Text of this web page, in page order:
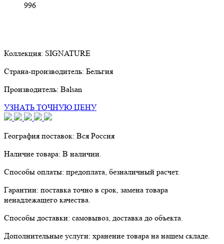
996
Коллекция: SIGNATURE
Страна-производитель: Бельгия
Производитель: Balsan
УЗНАТЬ ТОЧНУЮ ЦЕНУ
География поставок: Вся Россия
Наличие товара: В наличии.
Способы оплаты: предоплата, безналичный расчет.
Гарантии: поставка точно в срок, замена товара
ненадлежащего качества.
Способы доставки: самовывоз, доставка до объекта.
Дополнительные услуги: хранение товара на нашем складе.